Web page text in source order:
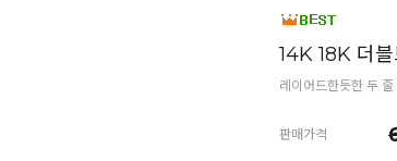
14K 18K 더블
레이어드한듯한 두
판매가격